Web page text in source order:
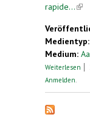
rapide...
Medientyp:
Medium:
Weiterlesen
Anmelden